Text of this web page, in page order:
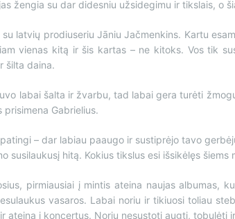
žengia su dar didesniu užsidegimu ir tikslais, o
su latvių prodiuseriu Jāniu Jačmenkins. Kartu
vienas kitą ir šis kartas – ne kitoks. Vos tik
šilta daina.
labai šalta ir žvarbu, tad labai gera turėti
Gabrielius.
– dar labiau paaugo ir sustiprėjo tavo
susilaukusį hitą. Kokius tikslus esi išsikėlęs šiems
pirmiausiai į mintis ateina naujas albumas,
vasaros. Labai noriu ir tikiuosi toliau
ateina į koncertus. Noriu nesustoti augti, tobulėti